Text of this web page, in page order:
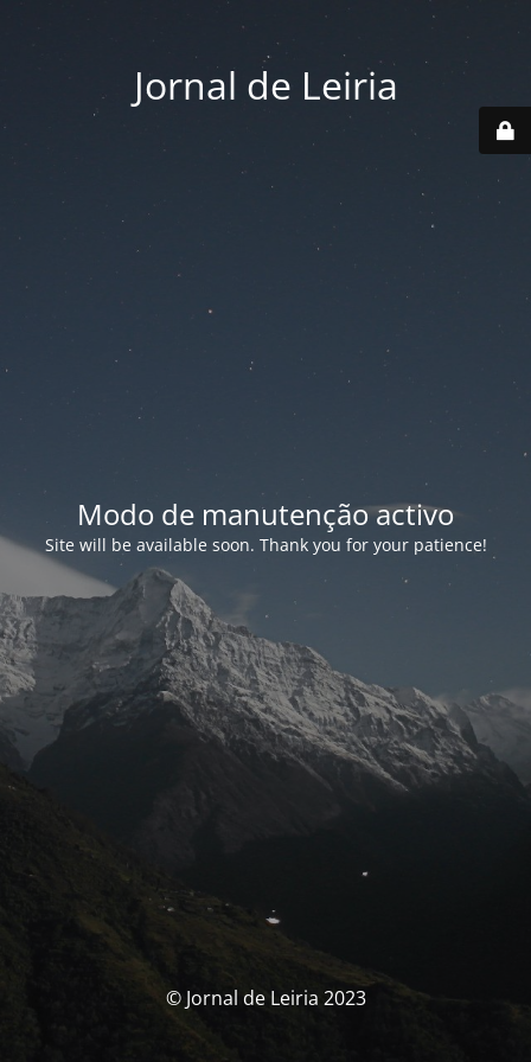
Jornal de Leiria
Modo de manutenção activo
Site will be available soon. Thank you for your patience!
© Jornal de Leiria 2023